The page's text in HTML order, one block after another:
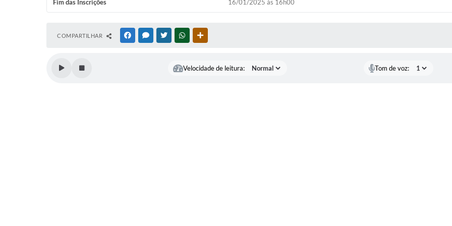
Fim das Inscrições 16/01/2025 às 16h00
COMPARTILHAR FACEBOOKMESSENGER
TWITTERWHATSAPP
Velocidade de leitura: Tom de voz: